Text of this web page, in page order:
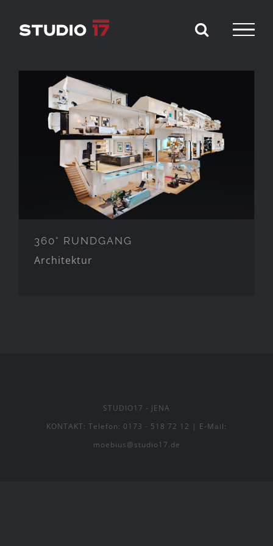
Inhalt
360° RUNDGANG
360° RUNDGANG
Architektur
STUDIO17 - JENA
KONTAKT: Telefon: 0173 - 518 72 12 | E-Mail:
moebius@studio17.de